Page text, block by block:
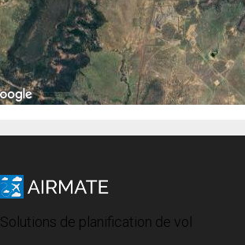
Solutions de planification de vol